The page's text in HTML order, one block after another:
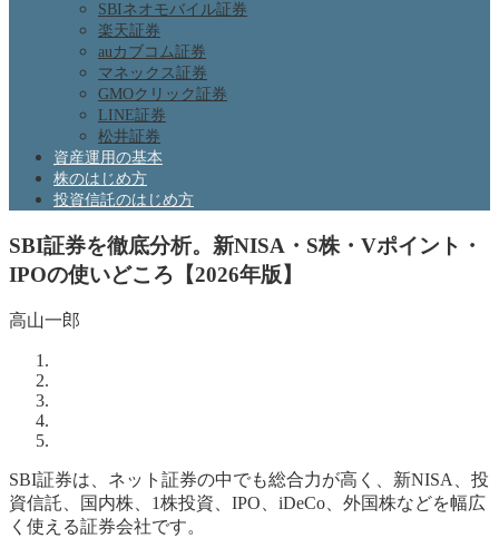
SBIネオモバイル証券
楽天証券
auカブコム証券
マネックス証券
GMOクリック証券
LINE証券
松井証券
資産運用の基本
株のはじめ方
投資信託のはじめ方
SBI証券を徹底分析。新NISA・S株・Vポイント・
IPOの使いどころ【2026年版】
高山一郎
SBI証券は、ネット証券の中でも総合力が高く、新NISA、投
資信託、国内株、1株投資、IPO、iDeCo、外国株などを幅広
く使える証券会社です。